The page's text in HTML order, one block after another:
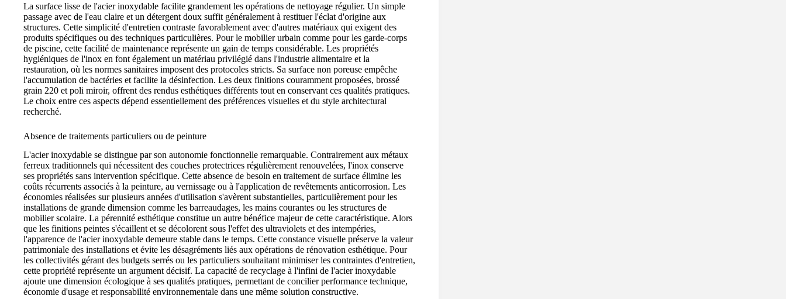
La surface lisse de l'acier inoxydable facilite grandement les opérations de nettoyage régulier. Un simple
passage avec de l'eau claire et un détergent doux suffit généralement à restituer l'éclat d'origine aux
structures. Cette simplicité d'entretien contraste favorablement avec d'autres matériaux qui exigent des
produits spécifiques ou des techniques particulières. Pour le mobilier urbain comme pour les garde-corps
de piscine, cette facilité de maintenance représente un gain de temps considérable. Les propriétés
hygiéniques de l'inox en font également un matériau privilégié dans l'industrie alimentaire et la
restauration, où les normes sanitaires imposent des protocoles stricts. Sa surface non poreuse empêche
l'accumulation de bactéries et facilite la désinfection. Les deux finitions couramment proposées, brossé
grain 220 et poli miroir, offrent des rendus esthétiques différents tout en conservant ces qualités pratiques.
Le choix entre ces aspects dépend essentiellement des préférences visuelles et du style architectural
recherché.
Absence de traitements particuliers ou de peinture
L'acier inoxydable se distingue par son autonomie fonctionnelle remarquable. Contrairement aux métaux
ferreux traditionnels qui nécessitent des couches protectrices régulièrement renouvelées, l'inox conserve
ses propriétés sans intervention spécifique. Cette absence de besoin en traitement de surface élimine les
coûts récurrents associés à la peinture, au vernissage ou à l'application de revêtements anticorrosion. Les
économies réalisées sur plusieurs années d'utilisation s'avèrent substantielles, particulièrement pour les
installations de grande dimension comme les barreaudages, les mains courantes ou les structures de
mobilier scolaire. La pérennité esthétique constitue un autre bénéfice majeur de cette caractéristique. Alors
que les finitions peintes s'écaillent et se décolorent sous l'effet des ultraviolets et des intempéries,
l'apparence de l'acier inoxydable demeure stable dans le temps. Cette constance visuelle préserve la valeur
patrimoniale des installations et évite les désagréments liés aux opérations de rénovation esthétique. Pour
les collectivités gérant des budgets serrés ou les particuliers souhaitant minimiser les contraintes d'entretien,
cette propriété représente un argument décisif. La capacité de recyclage à l'infini de l'acier inoxydable
ajoute une dimension écologique à ses qualités pratiques, permettant de concilier performance technique,
économie d'usage et responsabilité environnementale dans une même solution constructive.